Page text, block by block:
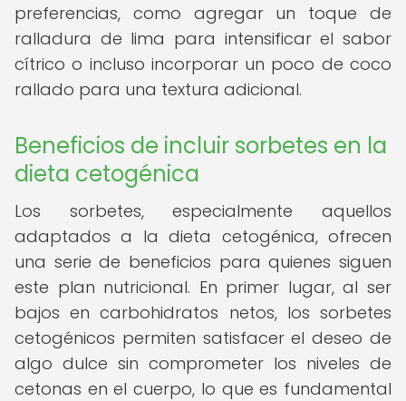
preferencias, como agregar un toque de
ralladura de lima para intensificar el sabor
cítrico o incluso incorporar un poco de coco
rallado para una textura adicional.
Beneficios de incluir sorbetes en la
dieta cetogénica
Los sorbetes, especialmente aquellos
adaptados a la dieta cetogénica, ofrecen
una serie de beneficios para quienes siguen
este plan nutricional. En primer lugar, al ser
bajos en carbohidratos netos, los sorbetes
cetogénicos permiten satisfacer el deseo de
algo dulce sin comprometer los niveles de
cetonas en el cuerpo, lo que es fundamental